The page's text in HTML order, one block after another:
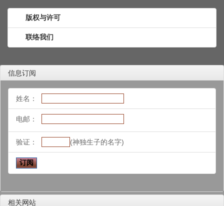
版权与许可
联络我们
信息订阅
姓名：
电邮：
验证： (神独生子的名字)
相关网站